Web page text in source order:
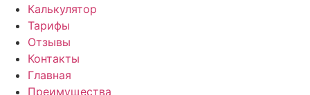
Калькулятор
Тарифы
Отзывы
Контакты
Главная
Преимущества